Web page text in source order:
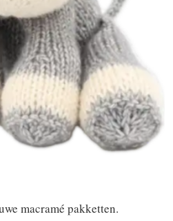
macramé pakketten.